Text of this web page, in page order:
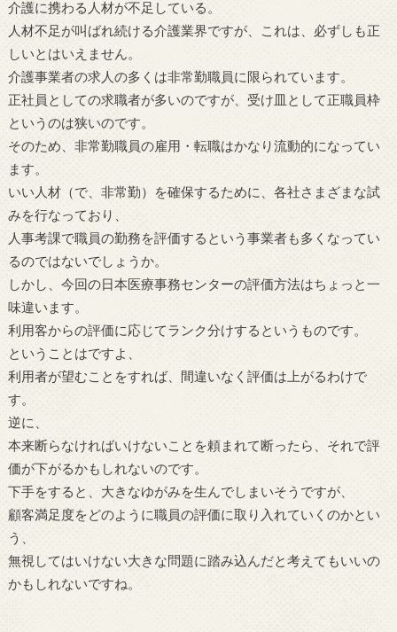
介護に携わる人材が不足している。
人材不足が叫ばれ続ける介護業界ですが、これは、必ずしも正
しいとはいえません。
介護事業者の求人の多くは非常勤職員に限られています。
正社員としての求職者が多いのですが、受け皿として正職員枠
というのは狭いのです。
そのため、非常勤職員の雇用・転職はかなり流動的になってい
ます。
いい人材（で、非常勤）を確保するために、各社さまざまな試
みを行なっており、
人事考課で職員の勤務を評価するという事業者も多くなってい
るのではないでしょうか。
しかし、今回の日本医療事務センターの評価方法はちょっと一
味違います。
利用客からの評価に応じてランク分けするというものです。
ということはですよ、
利用者が望むことをすれば、間違いなく評価は上がるわけで
す。
逆に、
本来断らなければいけないことを頼まれて断ったら、それで評
価が下がるかもしれないのです。
下手をすると、大きなゆがみを生んでしまいそうですが、
顧客満足度をどのように職員の評価に取り入れていくのかとい
う、
無視してはいけない大きな問題に踏み込んだと考えてもいいの
かもしれないですね。